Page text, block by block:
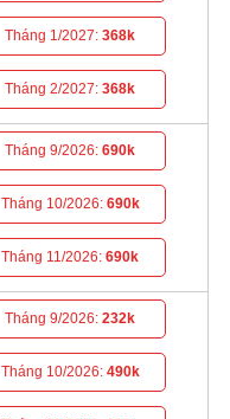
Tháng 1/2027:368k
Tháng 2/2027:368k
Tháng 9/2026:690k
Tháng 10/2026: 690k
Tháng 11/2026:690k
Tháng 9/2026:232k
Tháng 10/2026: 490k